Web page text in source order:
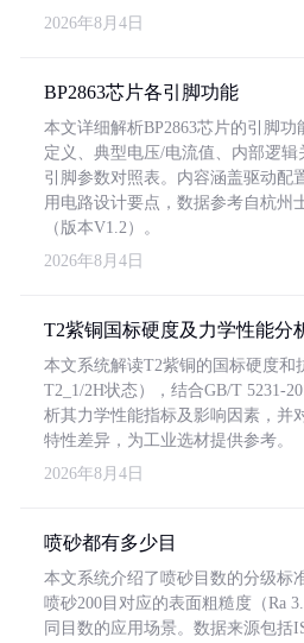
2026年8月4日
BP2863芯片各引脚功能
本文详细解析BP2863芯片的引脚
定义、典型电压/电流值、内部逻
引脚参数对照表。内容涵盖驱动配
用电路设计要点，数据参考自杭州
（版本V1.2）。
2026年8月4日
T2紫铜国标硬度及力学性能分
本文系统解读T2紫铜的国标硬度和
T2_1/2H状态），结合GB/T 5231-
析其力学性能指标及影响因素，并
特性差异，为工业选材提供参考。
2026年8月4日
喷砂都有多少目
本文系统介绍了喷砂目数的分级标
喷砂200目对应的表面粗糙度（Ra
同目数的应用场景。数据来源包括